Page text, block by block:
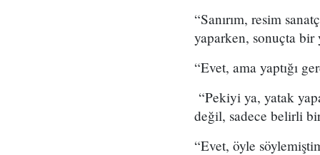
“Sanırım, resim
yaparken, sonuçta bir
“Evet, ama yaptığı
“Pekiyi ya, yatak
değil, sadece belirli
“Evet, öyle